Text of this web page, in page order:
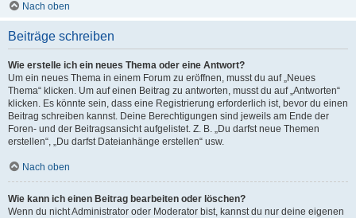
Nach oben
Beiträge schreiben
Wie erstelle ich ein neues Thema oder eine Antwort?
Um ein neues Thema in einem Forum zu eröffnen, musst du auf „Neues
Thema“ klicken. Um auf einen Beitrag zu antworten, musst du auf „Antworten“
klicken. Es könnte sein, dass eine Registrierung erforderlich ist, bevor du einen
Beitrag schreiben kannst. Deine Berechtigungen sind jeweils am Ende der
Foren- und der Beitragsansicht aufgelistet. Z. B. „Du darfst neue Themen
erstellen“, „Du darfst Dateianhänge erstellen“ usw.
Nach oben
Wie kann ich einen Beitrag bearbeiten oder löschen?
Wenn du nicht Administrator oder Moderator bist, kannst du nur deine eigenen